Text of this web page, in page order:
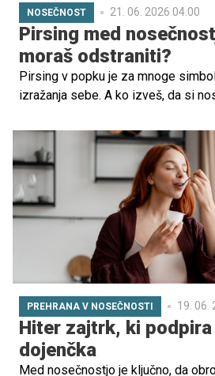
NOSEČNOST 21. 06. 2026 04.00
Pirsing med
moraš odstraniti?
Pirsing v popku je za mnoge
izražanja sebe. A ko izveš, da si
moram odstraniti? Lahko povzroča
PREHRANA V NOSEČNOSTI 19. 06.
Hiter zajtrk, ki
dojenčka
Med nosečnostjo je ključno, da